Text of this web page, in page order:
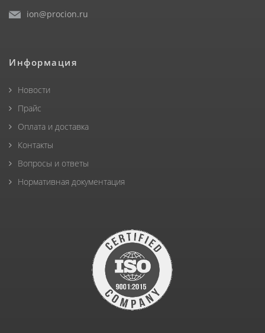
ion@procion.ru
Информация
Новости
Прайс
Оплата и доставка
Контакты
Вопросы и ответы
Нормативная документация